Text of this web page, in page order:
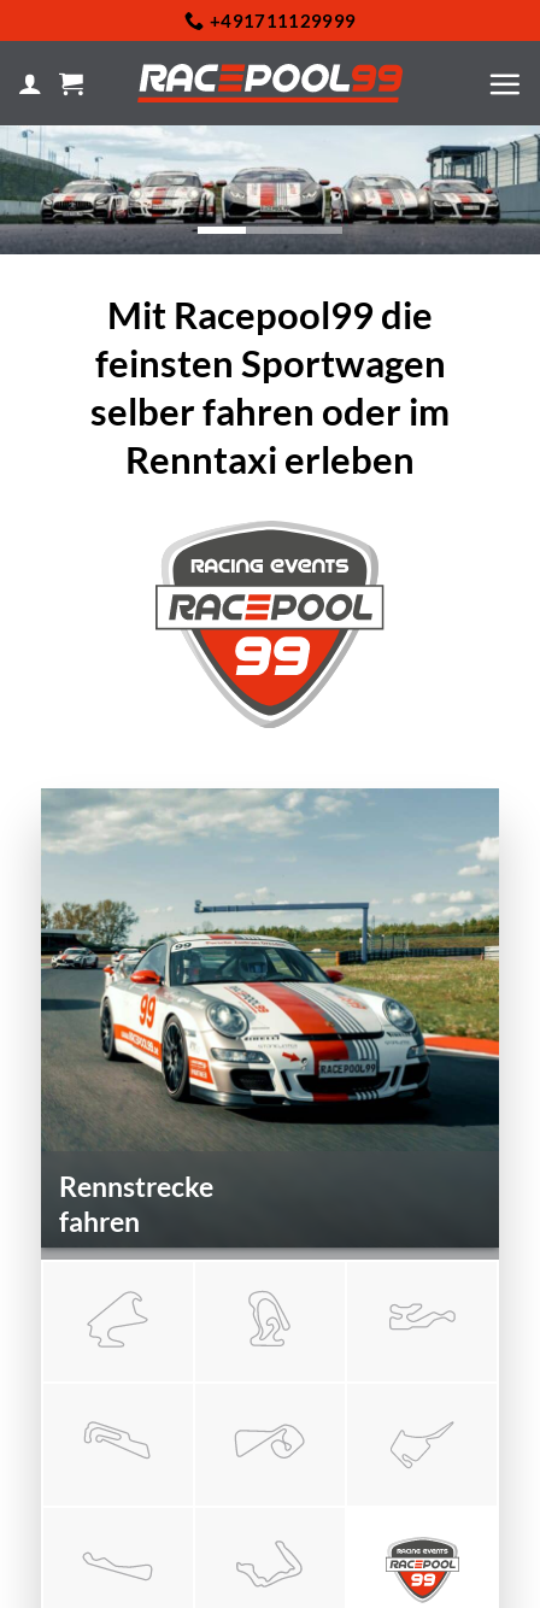
springen
+491711129999
Mit Racepool99 die
feinsten Sportwagen
selber fahren oder im
Renntaxi erleben
Rennstrecke
fahren